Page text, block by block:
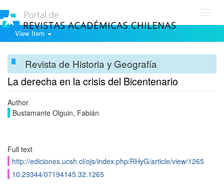
View Item
Revista de Historia y Geografía
La derecha en la crisis del Bicentenario
Author
Bustamante Olguin, Fabián
Full text
http://ediciones.ucsh.cl/ojs/index.php/RHyG/article/view/1265
10.29344/07194145.32.1265